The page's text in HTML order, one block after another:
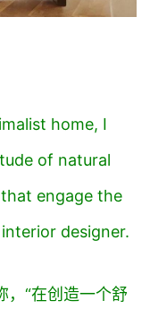
home, I
of natural
engage the
interior designer.
，“在创造一个舒